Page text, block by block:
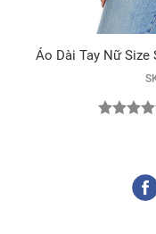
Áo Dài Tay Nữ Size